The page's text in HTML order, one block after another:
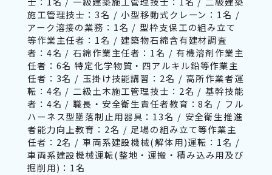
施工管理技士：3名 / 小型移動式クレーン：1名 /
アーク溶接の業務：1名 / 型枠支保工の組み立て
等作業主任者：1名 / 建築物石綿含有建材調査
者：4名 / 石綿作業主任者：1名 / 有機溶剤作業主
任者：6名 特定化学物質・四アルキル鉛等作業主
任者：3名 / 玉掛け技能講習：2名 / 高所作業者運
転：4名 / 二級土木施工管理技士：2名 / 基幹技能
者：4名 / 職長・安全衛生責任者教育：8名 / フル
ハーネス型墜落制止用器具：13名 / 安全衛生推進
者能力向上教育：2名 / 足場の組み立て等作業主
任者：2名 / 車両系建設機械(解体用)運転：1名 /
車両系建設機械運転(整地・運搬・積み込み用及び
掘削用)：1名